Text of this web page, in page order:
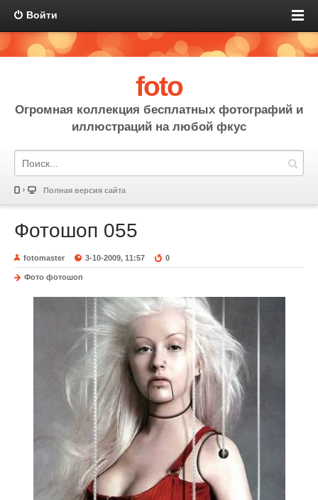
Войти
foto
Огромная коллекция бесплатных фотографий и
иллюстраций на любой фкус
Полная версия сайта
Фотошоп 055
fotomaster 3-10-2009, 11:57 0
Фото фотошоп